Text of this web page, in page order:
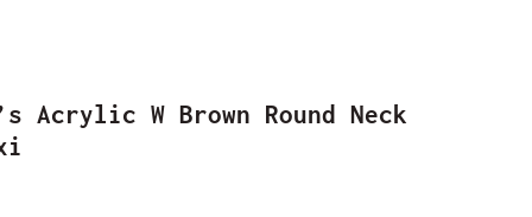
Acrylic W Brown Round Neck